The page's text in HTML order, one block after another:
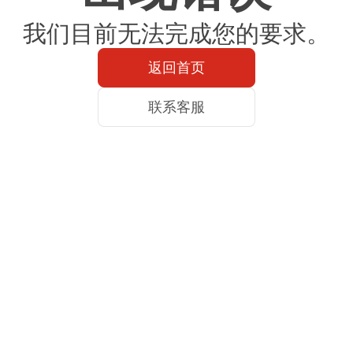
我们目前无法完成您的要求。
返回首页
联系客服